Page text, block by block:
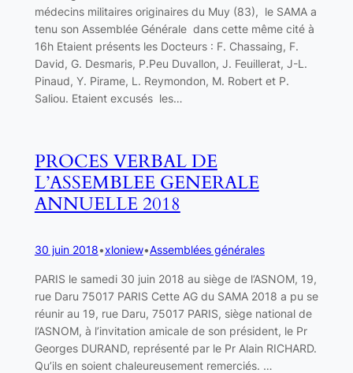
médecins militaires originaires du Muy (83), le SAMA a
tenu son Assemblée Générale dans cette même cité à
16h Etaient présents les Docteurs : F. Chassaing, F.
David, G. Desmaris, P.Peu Duvallon, J. Feuillerat, J-L.
Pinaud, Y. Pirame, L. Reymondon, M. Robert et P.
Saliou. Etaient excusés les…
PROCES VERBAL DE
L’ASSEMBLEE GENERALE
ANNUELLE 2018
30 juin 2018•xloniew•Assemblées générales
PARIS le samedi 30 juin 2018 au siège de l’ASNOM, 19,
rue Daru 75017 PARIS Cette AG du SAMA 2018 a pu se
réunir au 19, rue Daru, 75017 PARIS, siège national de
l’ASNOM, à l’invitation amicale de son président, le Pr
Georges DURAND, représenté par le Pr Alain RICHARD.
Qu’ils en soient chaleureusement remerciés. …